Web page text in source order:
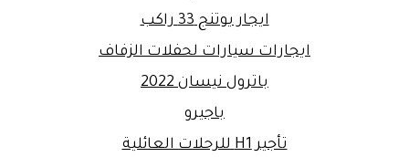
ايجار يوتنج 33 راكب
ايجارات سيارات لحفلات الزفاف
باترول نيسان 2022
باجيرو
تأجير H1 للرحلات العائلية